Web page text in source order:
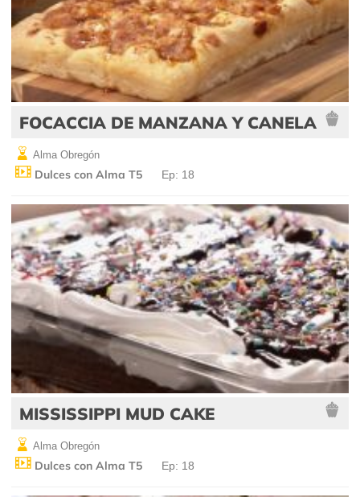
FOCACCIA DE MANZANA Y CANELA
Alma Obregón
Dulces con Alma T5 Ep: 18
MISSISSIPPI MUD CAKE
Alma Obregón
Dulces con Alma T5 Ep: 18